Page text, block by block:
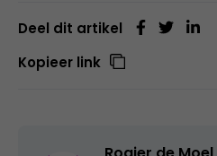
Deel dit artikel
Kopieer link